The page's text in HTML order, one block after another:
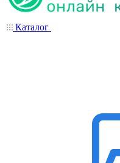
Каталог